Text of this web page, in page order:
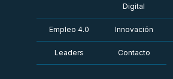
Digital
Empleo 4.0 Innovación
Leaders Contacto